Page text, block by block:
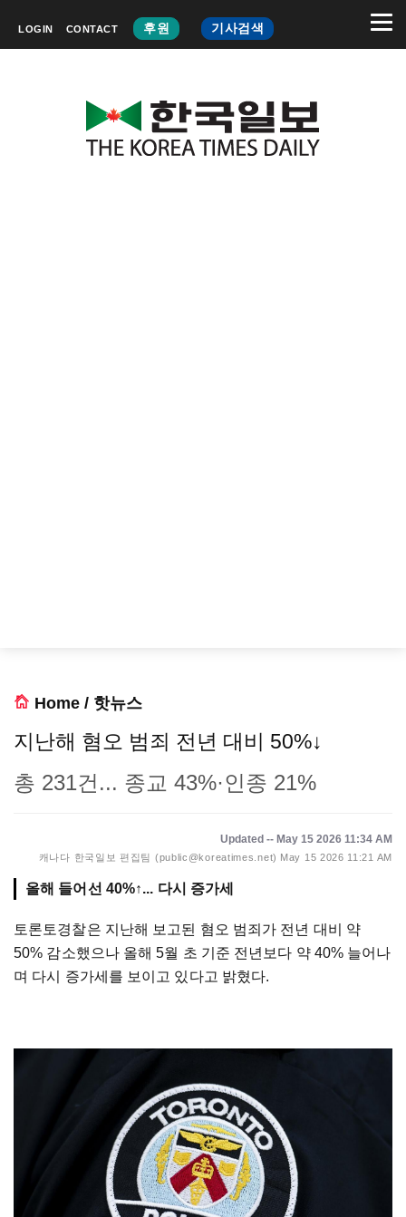
LOGIN CONTACT 후원 기사검색
Home / 핫뉴스
지난해 혐오 범죄 전년 대비 50%↓
총 231건... 종교 43%·인종 21%
Updated -- May 15 2026 11:34 AM
캐나다 한국일보 편집팀 (public@koreatimes.net) May 15 2026 11:21 AM
올해 들어선 40%↑... 다시 증가세
토론토경찰은 지난해 보고된 혐오 범죄가 전년 대비 약
50% 감소했으나 올해 5월 초 기준 전년보다 약 40% 늘어나
며 다시 증가세를 보이고 있다고 밝혔다.